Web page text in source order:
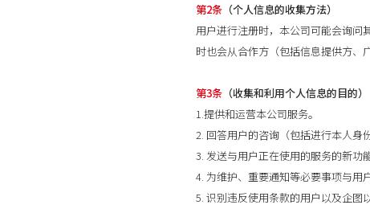
第2条 （个人信息的收集方法）
用户进行注册时，本公司可能会询问
时也会从合作方（包括信息提供方
第3条 （收集和利用个人信息的目的）
1.提供和运营本公司服务。
2. 回答用户的咨询（包括进行本人身
3. 发送与用户正在使用的服务的新功
4. 为维护、重要通知等必要事项与用
5. 识别违反使用条款的用户以及企图